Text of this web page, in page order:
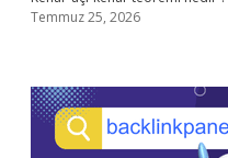
Temmuz 25, 2026